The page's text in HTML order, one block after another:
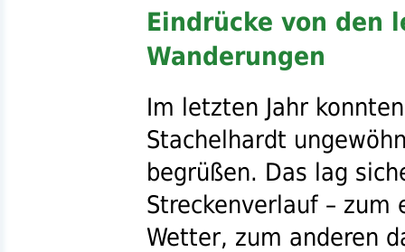
Eindrücke von den
Wanderungen
Im letzten Jahr
Stachelhardt
begrüßen. Das lag
Streckenverlauf –
Wetter, zum anderen